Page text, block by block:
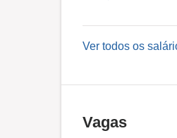
Ver todos os
Vagas